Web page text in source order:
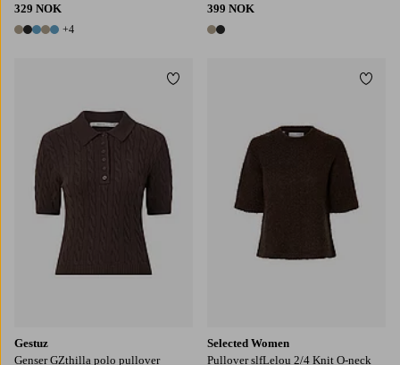
329 NOK
9 farger
+4
399 NOK
2 farger
Gestuz
Genser GZthilla polo pullover
Legg til favoritter
Selected Women
Pullover slfLelou 2/4 Knit O-neck